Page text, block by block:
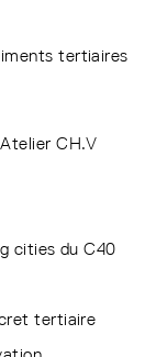
tertiaires
CH.V
cities du C40
tertiaire